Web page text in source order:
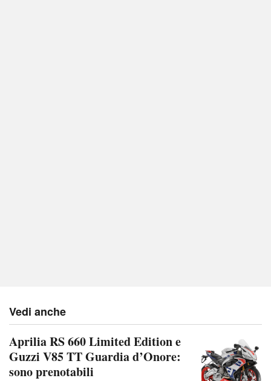
Vedi anche
Aprilia RS 660 Limited Edition e
Guzzi V85 TT Guardia d’Onore:
sono prenotabili